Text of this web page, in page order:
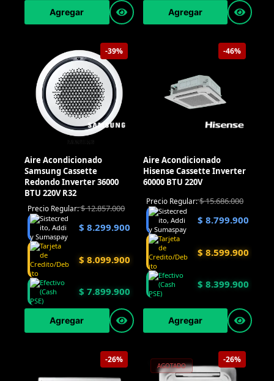
Agregar Agregar
-39%
Aire Acondicionado
Samsung Cassette
Redondo Inverter 36000
BTU 220V R32
Precio Regular:$12.857.000
$ 8.299.900
$ 8.099.900
$ 7.899.900
Agregar
-46%
Aire Acondicionado
Hisense Cassette Inverter
60000 BTU 220V
Precio Regular:$15.686.000
$ 8.799.900
$ 8.599.900
$ 8.399.900
Agregar
-26% -26%
AGOTADO